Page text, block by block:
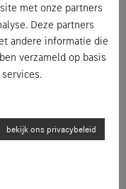
met onze partners
Deze partners
andere informatie die
verzameld op basis
bekijk ons privacybeleid